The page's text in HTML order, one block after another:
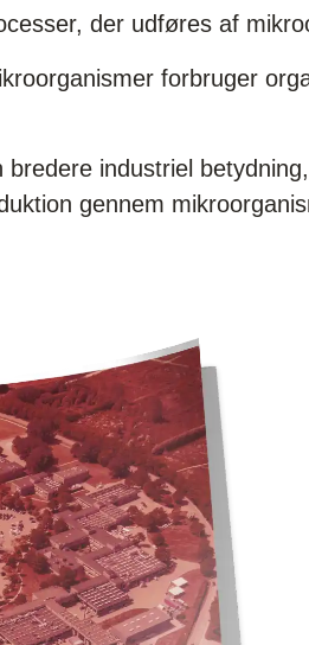
der udføres af
forbruger
industriel
gennem